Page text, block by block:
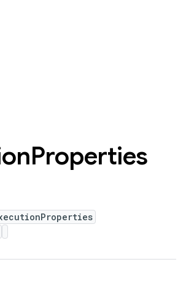
Properties